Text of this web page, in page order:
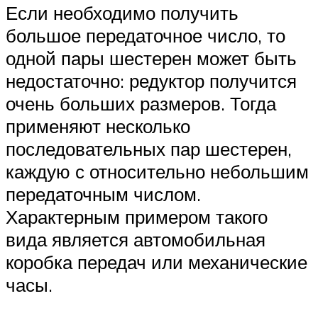
Если необходимо получить
большое передаточное число, то
одной пары шестерен может быть
недостаточно: редуктор получится
очень больших размеров. Тогда
применяют несколько
последовательных пар шестерен,
каждую с относительно небольшим
передаточным числом.
Характерным примером такого
вида является автомобильная
коробка передач или механические
часы.